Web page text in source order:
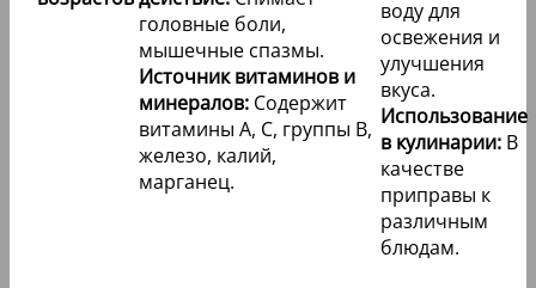
головные боли,
мышечные спазмы.
Источник витаминов и
минералов: Содержит
витамины А, С, группы В,
железо, калий,
марганец.
воду для
освежения и
улучшения
вкуса.
Использование
в кулинарии: В
качестве
приправы к
различным
блюдам.